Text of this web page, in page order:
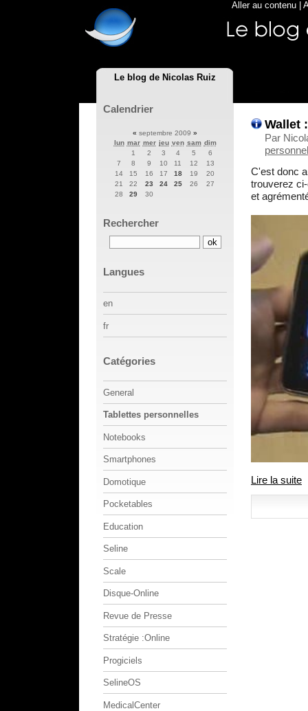
Le blog de Nicolas Ruiz
Aller au contenu
Wallet
Par
C'est donc
trouverez
et
Lire la suite
Calendrier
« septembre 2009 »
lun mar mer jeu ven sam dim
1
2 3 4 5
6
7
8 9 10 11 12
13
14
15 16 17 18 19
20
21
22 23 24 25 26
27
28
29 30
Rechercher
Langues
en
fr
Catégories
General
Tablettes personnelles
Notebooks
Smartphones
Domotique
Pocketables
Education
Seline
Scale
Disque-Online
Revue de Presse
Stratégie :Online
Progiciels
SelineOS
MedicalCenter